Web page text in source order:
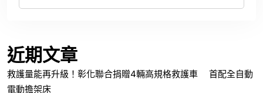
近期文章
救護量能再升級！彰化聯合捐贈4輛高規格救護車 首配全自動
電動擔架床